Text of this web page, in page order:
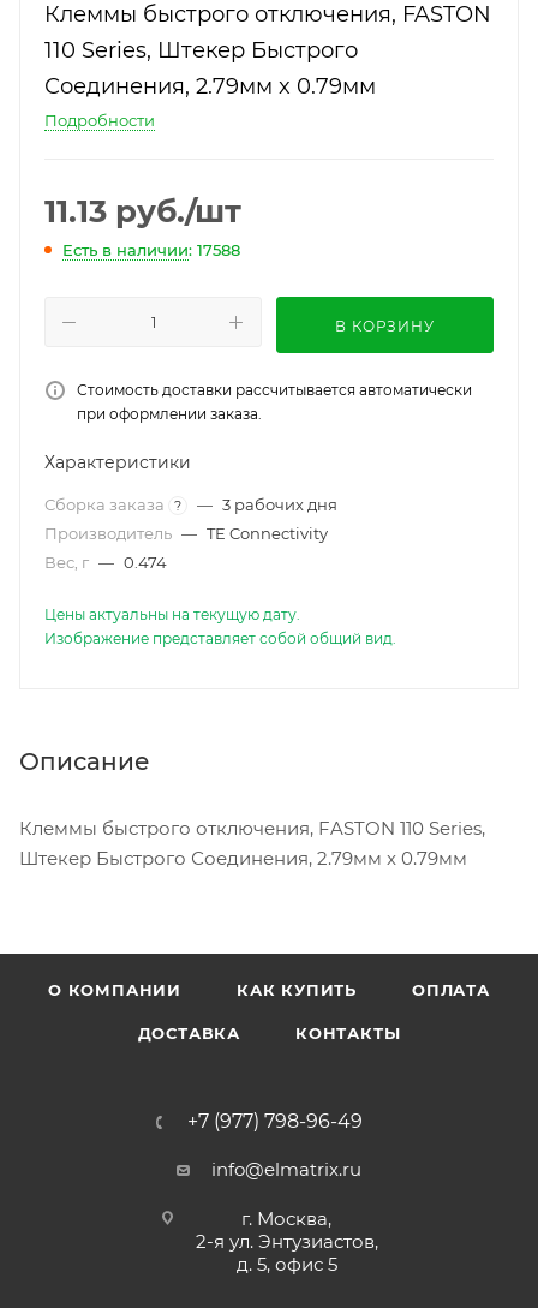
Клеммы быстрого отключения, FASTON
110 Series, Штекер Быстрого
Соединения, 2.79мм x 0.79мм
Подробности
11.13 руб./шт
Есть в наличии: 17588
В КОРЗИНУ
Стоимость доставки рассчитывается автоматически
при оформлении заказа.
Характеристики
Сборка заказа ? — 3 рабочих дня
Производитель — TE Connectivity
Вес, г — 0.474
Цены актуальны на текущую дату.
Изображение представляет собой общий вид.
Описание
Клеммы быстрого отключения, FASTON 110 Series,
Штекер Быстрого Соединения, 2.79мм x 0.79мм
О КОМПАНИИ КАК КУПИТЬ ОПЛАТА
ДОСТАВКА КОНТАКТЫ
+7 (977) 798-96-49
info@elmatrix.ru
г. Москва,
2-я ул. Энтузиастов,
д. 5, офис 5